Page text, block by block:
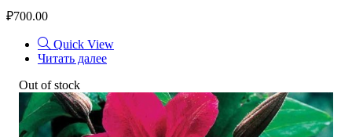
₽700.00
Quick View
Читать далее
Out of stock